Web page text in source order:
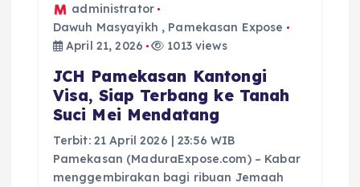
administrator
Dawuh Masyayikh , Pamekasan Expose
April 21, 2026
1013 views
JCH Pamekasan Kantongi
Visa, Siap Terbang ke Tanah
Suci Mei Mendatang
Terbit: 21 April 2026 | 23:56 WIB
Pamekasan (MaduraExpose.com) – Kabar
menggembirakan bagi ribuan Jemaah